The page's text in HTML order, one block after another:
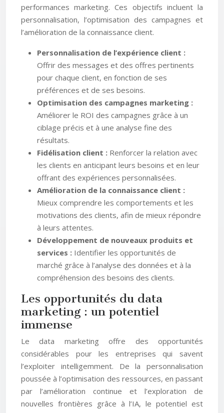
performances marketing. Ces objectifs incluent la
personnalisation, l’optimisation des campagnes et
l’amélioration de la connaissance client.
Personnalisation de l’expérience client :
Offrir des messages et des offres pertinents
pour chaque client, en fonction de ses
préférences et de ses besoins.
Optimisation des campagnes marketing :
Améliorer le ROI des campagnes grâce à un
ciblage précis et à une analyse fine des
résultats.
Fidélisation client : Renforcer la relation avec
les clients en anticipant leurs besoins et en leur
offrant des expériences personnalisées.
Amélioration de la connaissance client :
Mieux comprendre les comportements et les
motivations des clients, afin de mieux répondre
à leurs attentes.
Développement de nouveaux produits et
services : Identifier les opportunités de
marché grâce à l’analyse des données et à la
compréhension des besoins des clients.
Les opportunités du data
marketing : un potentiel
immense
Le data marketing offre des opportunités
considérables pour les entreprises qui savent
l’exploiter intelligemment. De la personnalisation
poussée à l’optimisation des ressources, en passant
par l’amélioration continue et l’exploration de
nouvelles frontières grâce à l’IA, le potentiel est